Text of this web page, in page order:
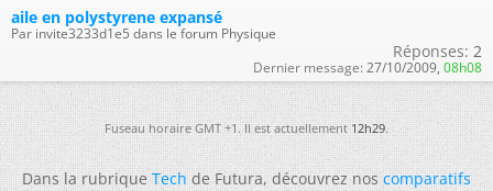
aile en polystyrene expansé
Par invite3233d1e5 dans le forum Physique
Réponses: 2
Dernier message: 27/10/2009, 08h08
Fuseau horaire GMT +1. Il est actuellement12h29.
Dans la rubriqueTechde Futura, découvrez noscomparatifs